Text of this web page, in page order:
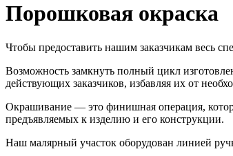
Порошковая окраска
Чтобы предоставить нашим заказчикам весь
Возможность замкнуть полный цикл
действующих заказчиков, избавляя их от
Окрашивание — это финишная операция,
предъявляемых к изделию и его конструкции.
Наш малярный участок оборудован линией